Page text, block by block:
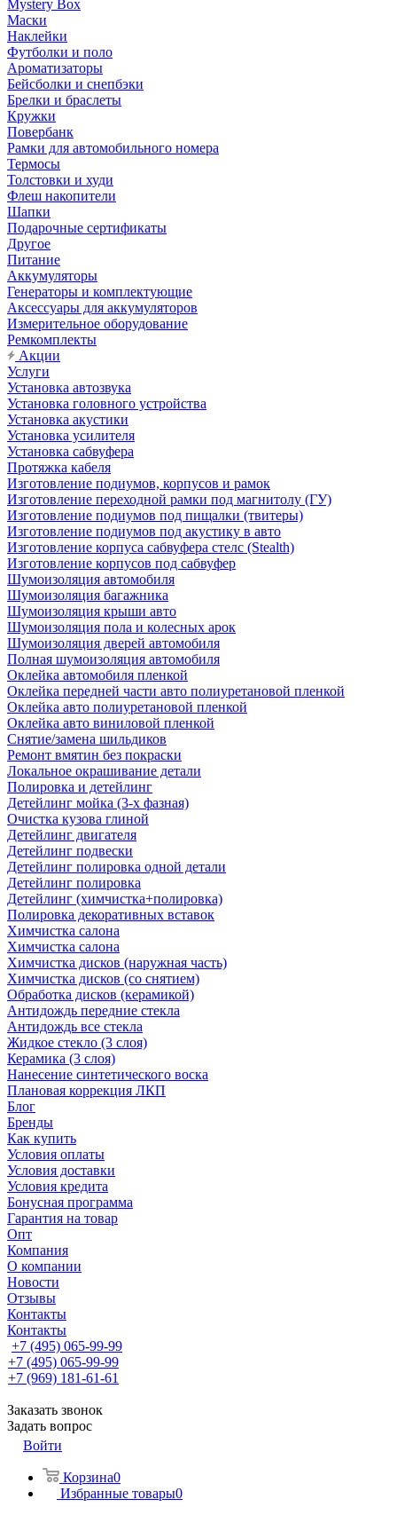
Mystery Box
Маски
Наклейки
Футболки и поло
Ароматизаторы
Бейсболки и снепбэки
Брелки и браслеты
Кружки
Повербанк
Рамки для автомобильного номера
Термосы
Толстовки и худи
Флеш накопители
Шапки
Подарочные сертификаты
Другое
Питание
Аккумуляторы
Генераторы и комплектующие
Аксессуары для аккумуляторов
Измерительное оборудование
Ремкомплекты
Акции
Услуги
Установка автозвука
Установка головного устройства
Установка акустики
Установка усилителя
Установка сабвуфера
Протяжка кабеля
Изготовление подиумов, корпусов и рамок
Изготовление переходной рамки под магнитолу (ГУ)
Изготовление подиумов под пищалки (твитеры)
Изготовление подиумов под акустику в авто
Изготовление корпуса сабвуфера стелс (Stealth)
Изготовление корпусов под сабвуфер
Шумоизоляция автомобиля
Шумоизоляция багажника
Шумоизоляция крыши авто
Шумоизоляция пола и колесных арок
Шумоизоляция дверей автомобиля
Полная шумоизоляция автомобиля
Оклейка автомобиля пленкой
Оклейка передней части авто полиуретановой пленкой
Оклейка авто полиуретановой пленкой
Оклейка авто виниловой пленкой
Снятие/замена шильдиков
Ремонт вмятин без покраски
Локальное окрашивание детали
Полировка и детейлинг
Детейлинг мойка (3-х фазная)
Очистка кузова глиной
Детейлинг двигателя
Детейлинг подвески
Детейлинг полировка одной детали
Детейлинг полировка
Детейлинг (химчистка+полировка)
Полировка декоративных вставок
Химчистка салона
Химчистка салона
Химчистка дисков (наружная часть)
Химчистка дисков (со снятием)
Обработка дисков (керамикой)
Антидождь передние стекла
Антидождь все стекла
Жидкое стекло (3 слоя)
Керамика (3 слоя)
Нанесение синтетического воска
Плановая коррекция ЛКП
Блог
Бренды
Как купить
Условия оплаты
Условия доставки
Условия кредита
Бонусная программа
Гарантия на товар
Опт
Компания
О компании
Новости
Отзывы
Контакты
Контакты
+7 (495) 065-99-99
+7 (495) 065-99-99
+7 (969) 181-61-61
Заказать звонок
Задать вопрос
Войти
Корзина0
Избранные товары0